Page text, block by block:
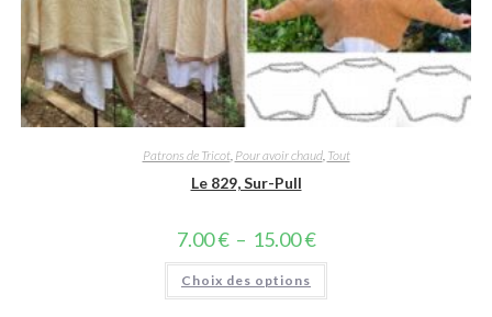
Patrons de Tricot, Pour avoir chaud, Tout
Le 829, Sur-Pull
7.00€ – 15.00€Plage
de
prix :
à
Choix des options
Ce
a